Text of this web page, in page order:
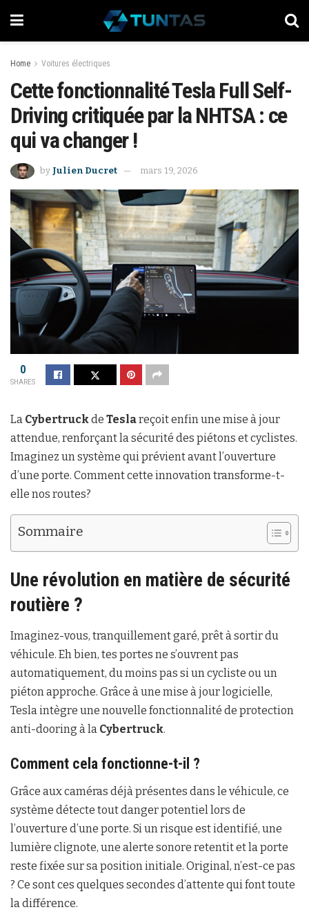
Home Voitures électriques
Cette fonctionnalité Tesla Full Self-
Driving critiquée par la NHTSA : ce
qui va changer !
by Julien Ducret mars 19, 2026
0
SHARES
La Cybertruckde Teslareçoit enfin une mise à jour
attendue, renforçant la sécurité des piétons et cyclistes.
Imaginez un système qui prévient avant l’ouverture
d’une porte. Comment cette innovation transforme-t-
elle nos routes?
Sommaire
Une révolution en matière de sécurité
routière ?
Imaginez-vous, tranquillement garé, prêt à sortir du
véhicule. Eh bien, tes portes ne s’ouvrent pas
automatiquement, du moins pas si un cycliste ou un
piéton approche. Grâce à une mise à jour logicielle,
Tesla intègre une nouvelle fonctionnalité de protection
anti-dooring à la Cybertruck.
Comment cela fonctionne-t-il ?
Grâce aux caméras déjà présentes dans le véhicule, ce
système détecte tout danger potentiel lors de
l’ouverture d’une porte. Si un risque est identifié, une
lumière clignote, une alerte sonore retentit et la porte
reste fixée sur sa position initiale. Original, n’est-ce pas
? Ce sont ces quelques secondes d’attente qui font toute
la différence.